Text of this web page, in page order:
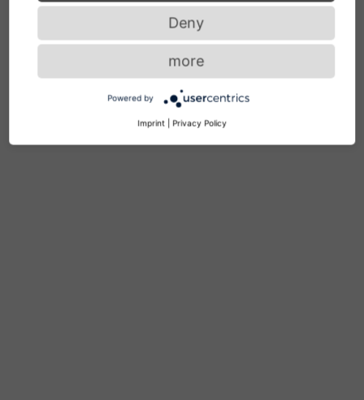
Deny
more
Powered by
Imprint Privacy Policy